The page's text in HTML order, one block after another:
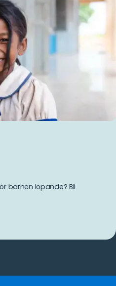
barnen löpande? Bli